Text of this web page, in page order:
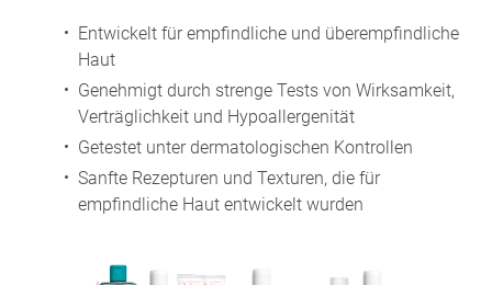
Entwickelt für empfindliche und überempfindliche
Haut
Genehmigt durch strenge Tests von Wirksamkeit,
Verträglichkeit und Hypoallergenität
Getestet unter dermatologischen Kontrollen
Sanfte Rezepturen und Texturen, die für
empfindliche Haut entwickelt wurden